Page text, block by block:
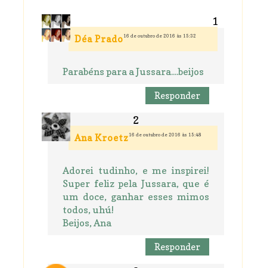
Déa Prado 16 de outubro de 2016 às 15:32
Parabéns para a Jussara....beijos
Responder
Ana Kroetz 16 de outubro de 2016 às 15:48
Adorei tudinho, e me inspirei!
Super feliz pela Jussara, que é
um doce, ganhar esses mimos
todos, uhú!
Beijos, Ana
Responder